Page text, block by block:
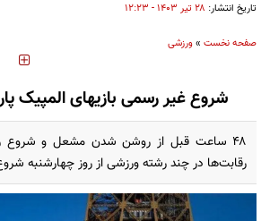
تاریخ انتشار: ۲۸ تير ۱۴۰۳ - ۱۲:۲۳
صفحه نخست »ورزشی
شروع غیر رسمی بازیهای المپیک
۴۸ ساعت قبل از روشن شدن مشعل و شروع
رقابت‌ها در چند رشته ورزشی از روز چهارشنبه